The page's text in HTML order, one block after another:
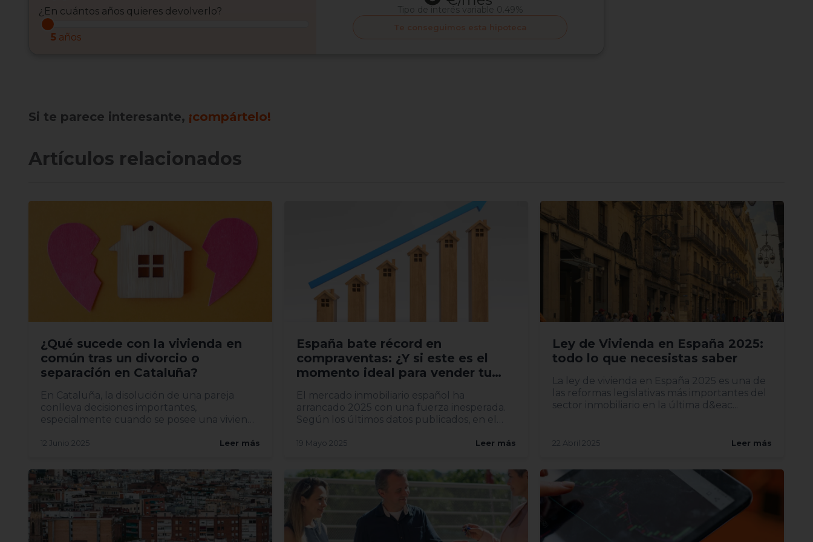
¿En cuántos años quieres devolverlo?
5 años
Tipo de interés variable 0.49%
Te conseguimos esta hipoteca
Si te parece interesante, ¡compártelo!
Artículos relacionados
¿Qué sucede con la vivienda en
común tras un divorcio o
separación en Cataluña?
En Cataluña, la disolución de una pareja
conlleva decisiones importantes,
especialmente cuando se posee una vivienda
12 Junio 2025 Leer más
España bate récord en
compraventas: ¿Y si este es el
momento ideal para vender tu
El mercado inmobiliario español ha
arrancado 2025 con una fuerza inesperada.
Según los últimos datos publicados, en el
19 Mayo 2025 Leer más
Ley de Vivienda en España 2025:
todo lo que necesistas saber
La ley de vivienda en España 2025 es una de
las reformas legislativas más importantes del
sector inmobiliario en la última d&eac...
22 Abril 2025 Leer más